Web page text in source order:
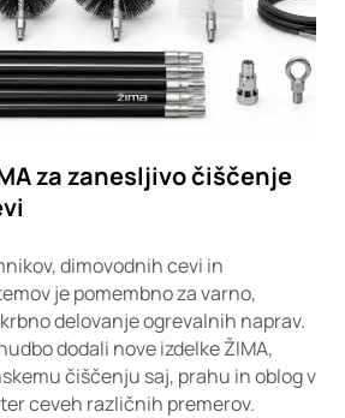
za zanesljivo čiščenje
dimovodnih cevi in
je pomembno za varno,
delovanje ogrevalnih naprav.
dodali nove izdelke ŽIMA,
čiščenju saj, prahu in oblog v
ceveh različnih premerov.